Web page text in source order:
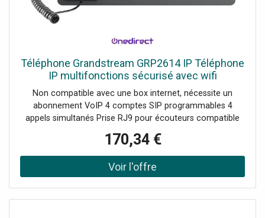
Téléphone Grandstream GRP2614 IP Téléphone
IP multifonctions sécurisé avec wifi
Non compatible avec une box internet, nécessite un
abonnement VoIP 4 comptes SIP programmables 4
appels simultanés Prise RJ9 pour écouteurs compatible
OPUS et G.722 Fonction de connection Wifi et bluetooth
V5 Écran LCD couleur x 2 Protection de l'entreprise avec
démarrage et micrologiciel crypté Conférence à 3 et haut-
parleur mains libres 4 touches de lignes polyvalentes
170,34 €